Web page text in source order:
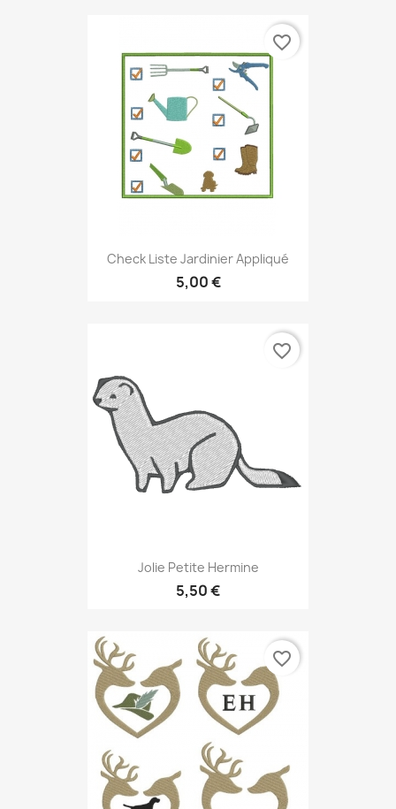
Check Liste Jardinier Appliqué
5,00 €
favorite_border
Jolie Petite Hermine
5,50 €
favorite_border
favorite_border